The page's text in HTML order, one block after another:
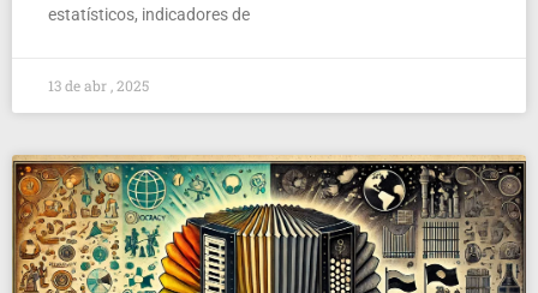
estatísticos, indicadores de
13 de abr , 2025